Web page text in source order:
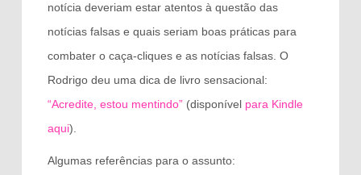
notícia deveriam estar atentos à questão das
notícias falsas e quais seriam boas práticas para
combater o caça-cliques e as notícias falsas. O
Rodrigo deu uma dica de livro sensacional:
“Acredite, estou mentindo”(disponível para Kindle
aqui).
Algumas referências para o assunto: